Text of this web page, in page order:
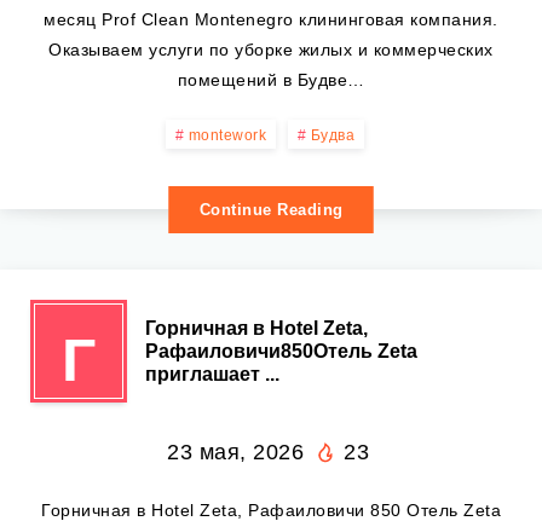
месяц Prof Clean Montenegro клининговая компания.
Оказываем услуги по уборке жилых и коммерческих
помещений в Будве…
montework Будва
Continue Reading
Г
Горничная в Hotel Zeta,
Рафаиловичи850Отель Zeta
приглашает ...
23 мая, 2026 23
Горничная в Hotel Zeta, Рафаиловичи 850 Отель Zeta